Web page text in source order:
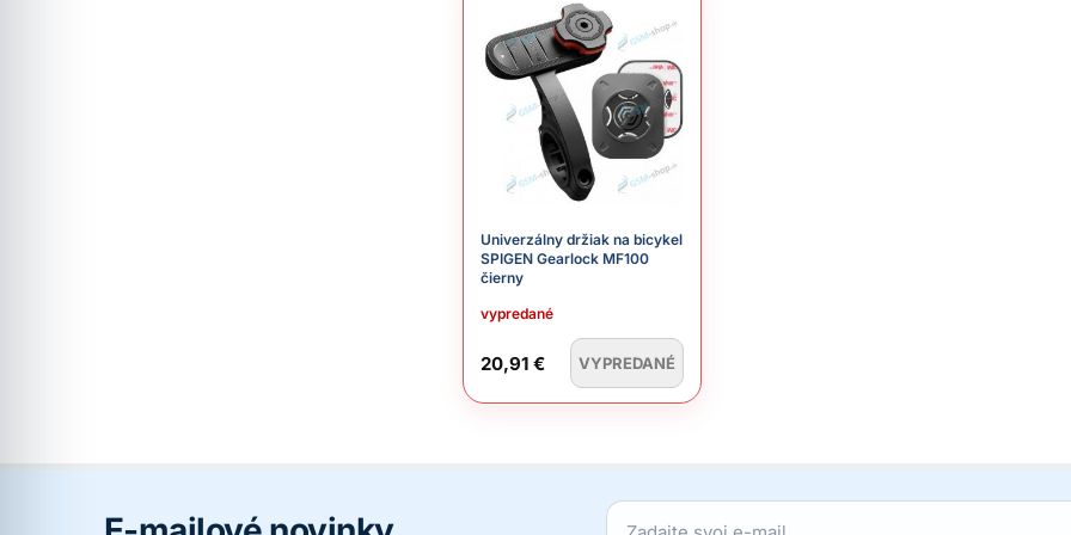
Univerzálny držiak na bicykel
SPIGEN Gearlock MF100
čierny
vypredané
20,91 € VYPREDANÉ